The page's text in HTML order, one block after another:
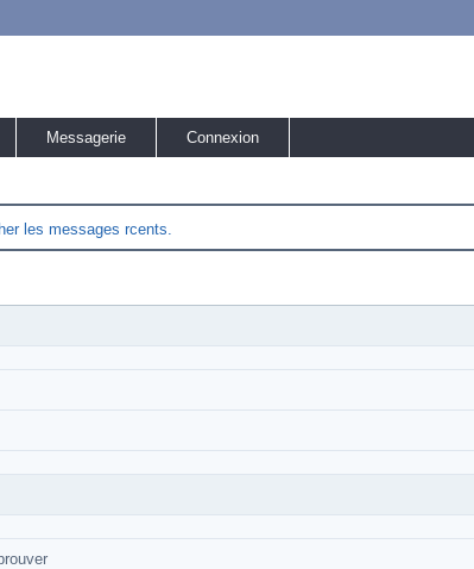
Messagerie Connexion
les messages rcents.